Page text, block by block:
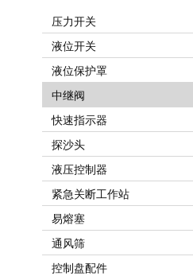
压力开关
液位开关
液位保护罩
中继阀
快速指示器
探沙头
液压控制器
紧急关断工作站
易熔塞
通风筛
控制盘配件